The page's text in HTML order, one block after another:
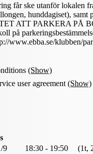
får ske utanför lokalen
hunddagiset), samt
ATT PARKERA PÅ
på
www.ebba.se/klubben/
(Show)
user agreement (Show)
9 18:30 - 19:50
(1t,